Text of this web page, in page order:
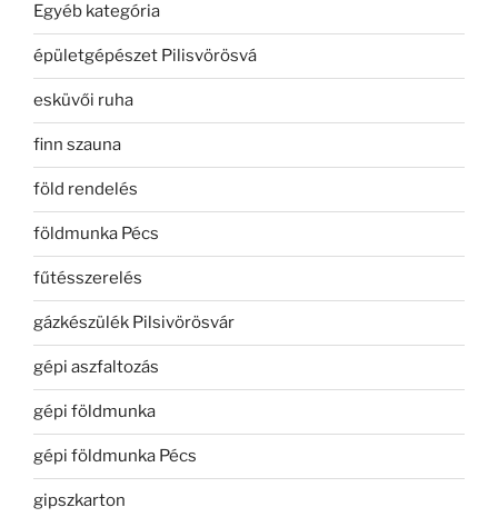
Egyéb kategória
épületgépészet Pilisvörösvá
esküvői ruha
finn szauna
föld rendelés
földmunka Pécs
fűtésszerelés
gázkészülék Pilsivörösvár
gépi aszfaltozás
gépi földmunka
gépi földmunka Pécs
gipszkarton